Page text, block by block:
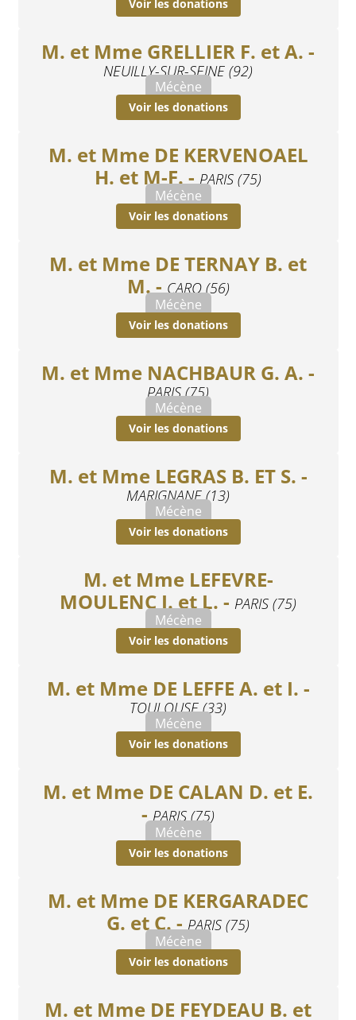
Voir les donations
M. et Mme GRELLIER F. et A. -
NEUILLY-SUR-SEINE (92)
Mécène
Voir les donations
M. et Mme DE KERVENOAEL
H. et M-F. - PARIS (75)
Mécène
Voir les donations
M. et Mme DE TERNAY B. et
M. - CARO (56)
Mécène
Voir les donations
M. et Mme NACHBAUR G. A. -
PARIS (75)
Mécène
Voir les donations
M. et Mme LEGRAS B. ET S. -
MARIGNANE (13)
Mécène
Voir les donations
M. et Mme LEFEVRE-
MOULENC J. et L. - PARIS (75)
Mécène
Voir les donations
M. et Mme DE LEFFE A. et I. -
TOULOUSE (33)
Mécène
Voir les donations
M. et Mme DE CALAN D. et E.
- PARIS (75)
Mécène
Voir les donations
M. et Mme DE KERGARADEC
G. et C. - PARIS (75)
Mécène
Voir les donations
M. et Mme DE FEYDEAU B. et